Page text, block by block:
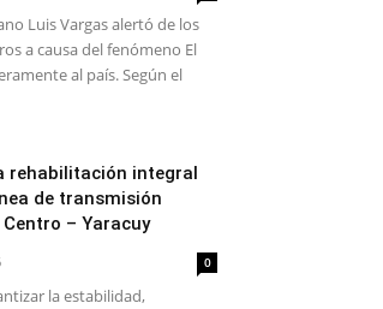
Luis Vargas alertó de los
a causa del fenómeno El
al país. Según el
rehabilitación integral
de transmisión
– Yaracuy
0
la estabilidad,